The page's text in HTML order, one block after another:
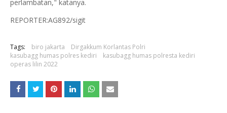
perlambatan," katanya.
REPORTER:AG892/sigit
Tags: biro jakarta
Dirgakkum Korlantas Polri
kasubagg humas polres kediri
kasubagg humas polresta kediri
operas lilin 2022